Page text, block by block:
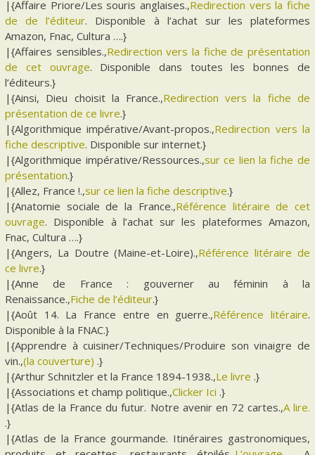
|{Affaire Priore/Les souris anglaises.,Redirection vers la fiche
de de l’éditeur. Disponible à l’achat sur les plateformes
Amazon, Fnac, Cultura ….}
|{Affaires sensibles.,Redirection vers la fiche de présentation
de cet ouvrage. Disponible dans toutes les bonnes de
l’éditeurs.}
|{Ainsi, Dieu choisit la France.,Redirection vers la fiche de
présentation de ce livre.}
|{Algorithmique impérative/Avant-propos.,Redirection vers la
fiche descriptive. Disponible sur internet.}
|{Algorithmique impérative/Ressources.,sur ce lien la fiche de
présentation.}
|{Allez, France !.,sur ce lien la fiche descriptive.}
|{Anatomie sociale de la France.,Référence litéraire de cet
ouvrage. Disponible à l’achat sur les plateformes Amazon,
Fnac, Cultura ….}
|{Angers, La Doutre (Maine-et-Loire).,Référence litéraire de
ce livre.}
|{Anne de France : gouverner au féminin à la
Renaissance.,Fiche de l’éditeur.}
|{Août 14. La France entre en guerre.,Référence litéraire.
Disponible à la FNAC.}
|{Apprendre à cuisiner/Techniques/Produire son vinaigre de
vin.,(la couverture) .}
|{Arthur Schnitzler et la France 1894-1938.,Le livre .}
|{Associations et champ politique.,Clicker Ici .}
|{Atlas de la France du futur. Notre avenir en 72 cartes.,A lire.
.}
|{Atlas de la France gourmande. Itinéraires gastronomiques,